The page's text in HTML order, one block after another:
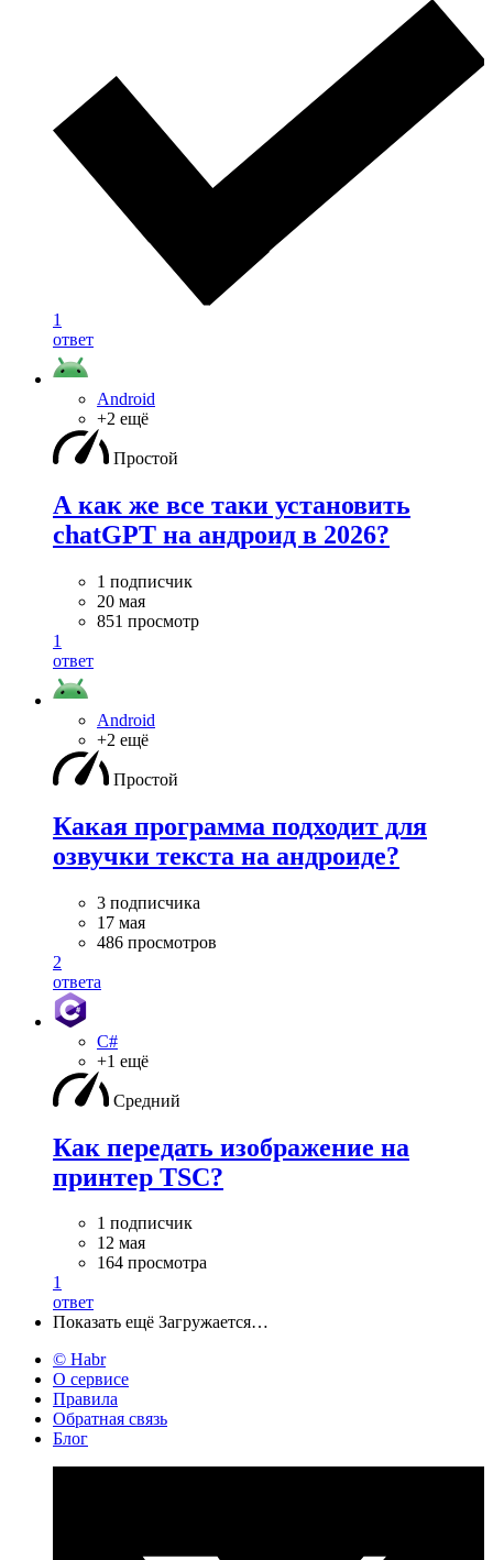
1
ответ
Android
+2 ещё
Простой
А как же все таки установить
chatGPT на андроид в 2026?
1 подписчик
20 мая
851 просмотр
1
ответ
Android
+2 ещё
Простой
Какая программа подходит для
озвучки текста на андроиде?
3 подписчика
17 мая
486 просмотров
2
ответа
C#
+1 ещё
Средний
Как передать изображение на
принтер TSC?
1 подписчик
12 мая
164 просмотра
1
ответ
Показать ещё Загружается…
© Habr
О сервисе
Правила
Обратная связь
Блог